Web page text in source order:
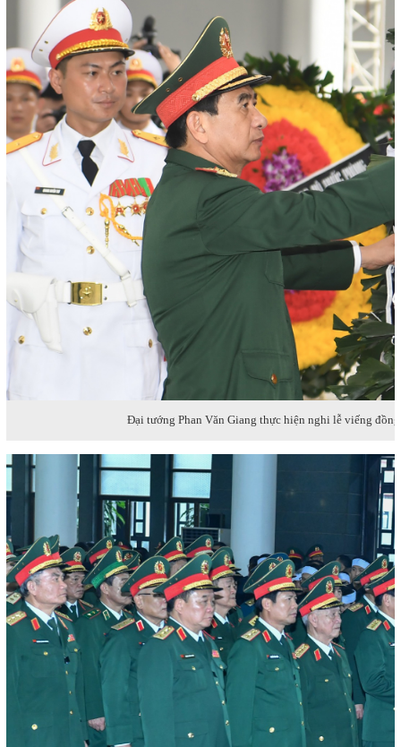
Đại tướng Phan Văn Giang thực hiện nghi lễ viếng